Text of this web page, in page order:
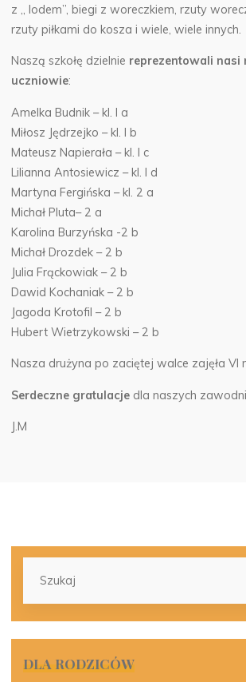
z ,, lodem”, biegi z woreczkiem, rzuty
rzuty piłkami do kosza i wiele, wiele innych.
Naszą szkołę dzielnie reprezentowali nasi
uczniowie:
Amelka Budnik – kl. I a
Miłosz Jędrzejko – kl. I b
Mateusz Napierała – kl. I c
Lilianna Antosiewicz – kl. I d
Martyna Fergińska – kl. 2 a
Michał Pluta– 2 a
Karolina Burzyńska -2 b
Michał Drozdek – 2 b
Julia Frąckowiak – 2 b
Dawid Kochaniak – 2 b
Jagoda Krotofil – 2 b
Hubert Wietrzykowski – 2 b
Nasza drużyna po zaciętej walce zajęła VI
Serdeczne gratulacje dla naszych
J.M
DLA RODZICÓW